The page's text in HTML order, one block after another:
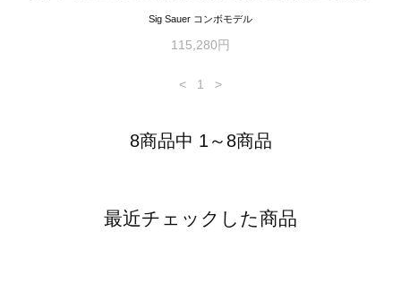
Sig Sauer コンボモデル
115,280円
< 1 >
8商品中 1～8商品
最近チェックした商品